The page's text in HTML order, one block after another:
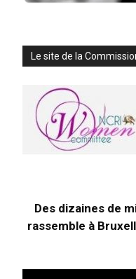
Le site de la
Des dizaines de
rassemble à